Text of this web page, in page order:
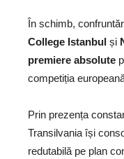
În schimb,
College Istanbul și
premiere absolute
competiția
Prin prezența
Transilvania își
redutabilă pe plan